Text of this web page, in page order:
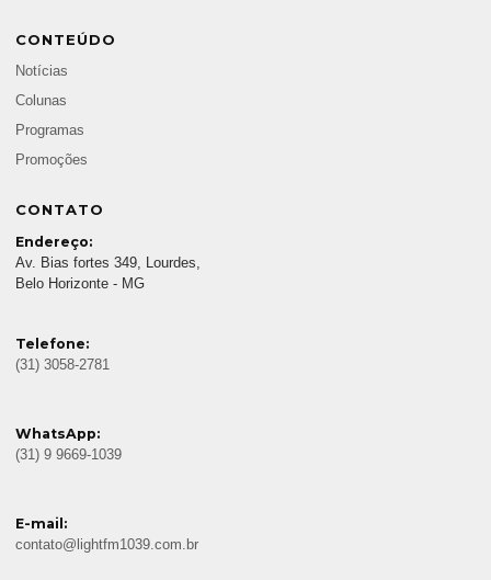
CONTEÚDO
Notícias
Colunas
Programas
Promoções
CONTATO
Endereço:
Av. Bias fortes 349, Lourdes,
Belo Horizonte - MG
Telefone:
(31) 3058-2781
WhatsApp:
(31) 9 9669-1039
E-mail:
contato@lightfm1039.com.br